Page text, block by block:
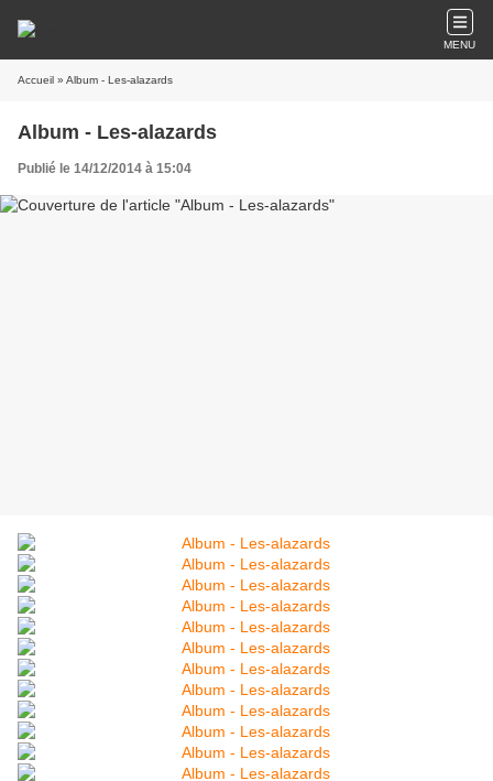
MENU
Accueil » Album - Les-alazards
Album - Les-alazards
Publié le 14/12/2014 à 15:04